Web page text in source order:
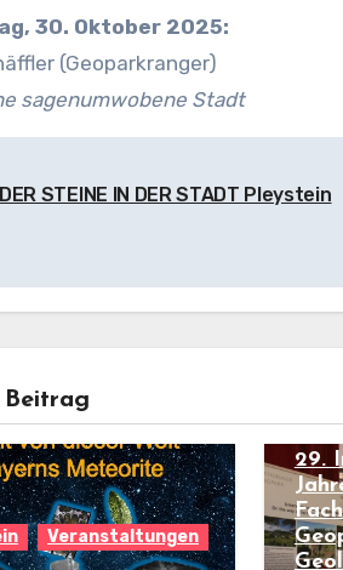
30. Oktober 2025:
(Geoparkranger)
sagenumwobene Stadt
STEINE IN DER STADT Pleystein
Beitrag
Veranstaltungen
29.